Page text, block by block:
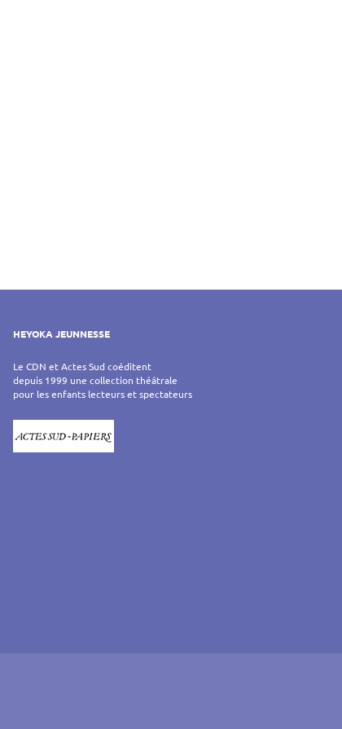
HEYOKA JEUNNESSE
Le CDN et Actes Sud coéditent
depuis 1999 une collection théâtrale
pour les enfants lecteurs et spectateurs